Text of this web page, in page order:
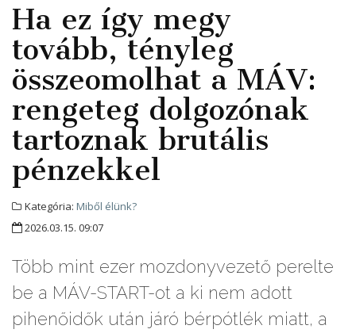
Ha ez így megy
tovább, tényleg
összeomolhat a MÁV:
rengeteg dolgozónak
tartoznak brutális
pénzekkel
Kategória: Miből élünk?
2026.03.15. 09:07
Több mint ezer mozdonyvezető perelte
be a MÁV-START-ot a ki nem adott
pihenőidők után járó bérpótlék miatt, a